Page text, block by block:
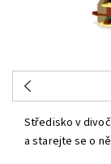
Středisko v
a starejte se o